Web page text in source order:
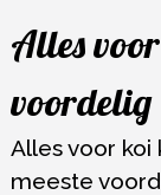
naar
inhoud
Alles
voordelig
Alles voor koi
meeste